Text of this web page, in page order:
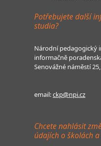
Potřebujete další
studia?
Národní pedagogický
informačně
Senovážné náměstí
email:ckp@npi.cz
Chcete nahlásit
údajích o školách